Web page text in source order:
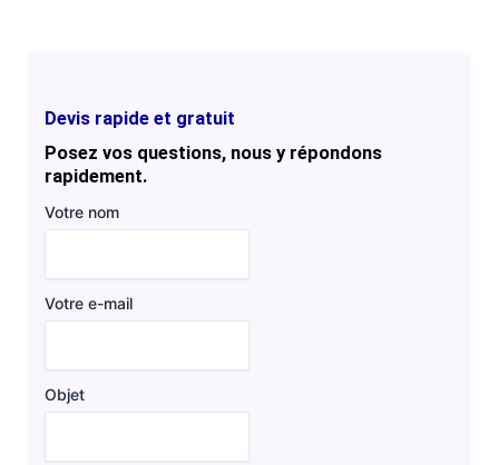
Devis rapide et gratuit
Posez vos questions, nous y répondons
rapidement.
Votre nom
Votre e-mail
Objet